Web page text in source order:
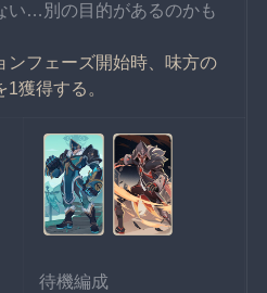
い…別の目的があるのかも
ンフェーズ開始時、味方の
獲得する。
待機編成